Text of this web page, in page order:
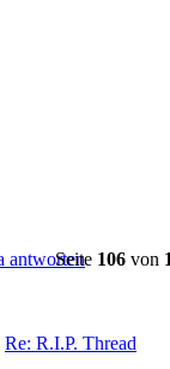
Seite 106 von
Re: R.I.P. Thread